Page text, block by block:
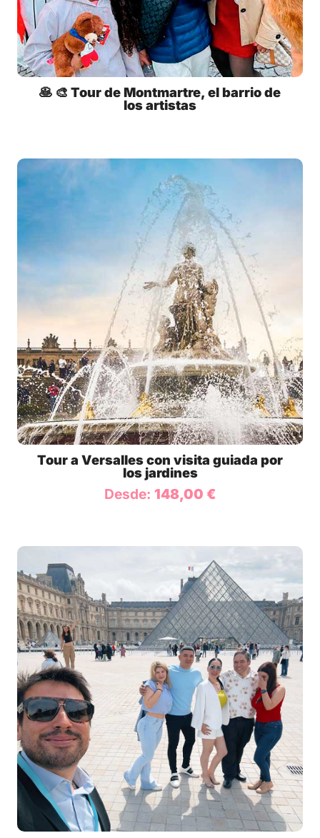
🥞 🎨 Tour de Montmartre, el barrio de
los artistas
Tour a Versalles con visita guiada por
los jardines
Desde: 148,00 €